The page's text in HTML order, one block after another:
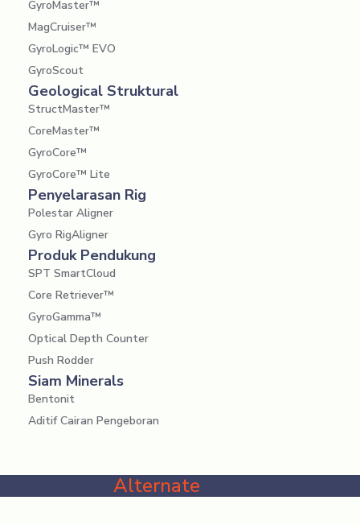
GyroMaster™
MagCruiser™
GyroLogic™ EVO
GyroScout
Geological Struktural
StructMaster™
CoreMaster™
GyroCore™
GyroCore™ Lite
Penyelarasan Rig
Polestar Aligner
Gyro RigAligner
Produk Pendukung
SPT SmartCloud
Core Retriever™
GyroGamma™
Optical Depth Counter
Push Rodder
Siam Minerals
Bentonit
Aditif Cairan Pengeboran
Alternate